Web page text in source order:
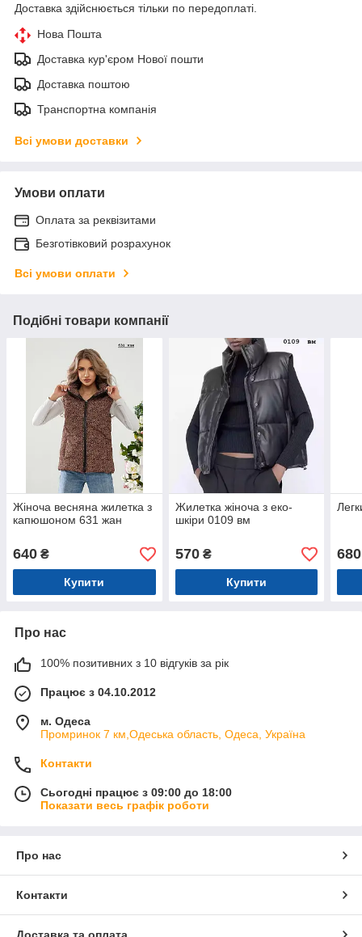
Доставка здійснюється тільки по передоплаті.
Нова Пошта
Доставка кур'єром Нової пошти
Доставка поштою
Транспортна компанія
Всі умови доставки
Умови оплати
Оплата за реквізитами
Безготівковий розрахунок
Всі умови оплати
Подібні товари компанії
Жіноча весняна жилетка з
капюшоном 631 жан
640 ₴
Купити
Жилетка жіноча з еко-
шкіри 0109 вм
570₴
Купити
680
Про нас
100% позитивних з 10 відгуків за рік
Працює з 04.10.2012
м. Одеса
Промринок 7 км,Одеська область, Одеса, Україна
Контакти
Сьогодні працює з 09:00 до 18:00
Показати весь графік роботи
Про нас
Контакти